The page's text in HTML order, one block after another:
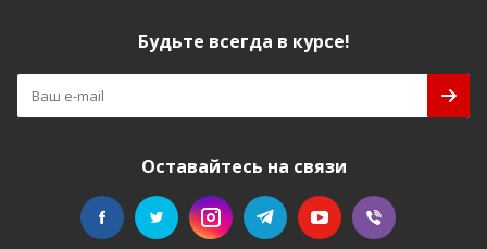
Будьте всегда в курсе!
Оставайтесь на связи